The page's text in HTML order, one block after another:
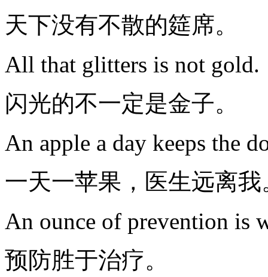
天下没有不散的筵席。
All that glitters is not gold.
闪光的不一定是金子。
An apple a day keeps the
一天一苹果，医生远离我
An ounce of prevention is
预防胜于治疗。